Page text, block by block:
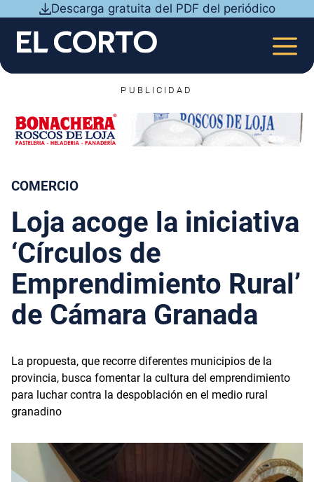
contenido
Descarga gratuita del PDF del periódico
PUBLICIDAD
COMERCIO
Loja acoge la iniciativa
‘Círculos de
Emprendimiento Rural’
de Cámara Granada
La propuesta, que recorre diferentes municipios de la
provincia, busca fomentar la cultura del emprendimiento
para luchar contra la despoblación en el medio rural
granadino